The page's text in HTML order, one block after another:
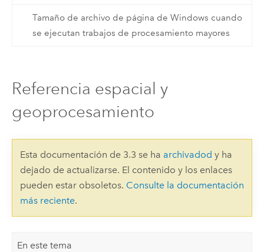
Tamaño de archivo de página de Windows cuando
se ejecutan trabajos de procesamiento mayores
Referencia espacial y
geoprocesamiento
Esta documentación de 3.3 se ha archivadod y ha
dejado de actualizarse. El contenido y los enlaces
pueden estar obsoletos. Consulte la documentación
más reciente.
En este tema